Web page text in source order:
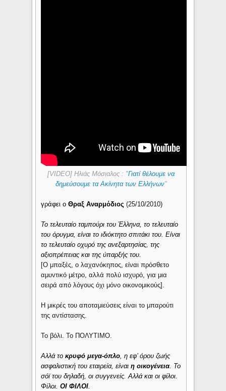
[VIDEO] Ηλιάς Μόσιαλος : "Γιατί θέλουμε να
δημεύσουμε τα Ακίνητα των Ελλήνων"
γράφει οΘραξ Αναρμόδιος (25/10/2010)
Το τελευταίο ταμπούρι του Έλληνα, το τελευταίο
του όρυγμα, είναι το ιδιόκτητο σπιτάκι του. Είναι
το τελευταίο οχυρό της ανεξαρτησίας, της
αξιοπρέπειας και της ύπαρξής του.
[Ο μπαξές, ο λαχανόκηπος, είναι πρόσθετο
αμυντικό μέτρο, αλλά πολύ ισχυρό, για μια
σειρά από λόγους όχι μόνοοικονομικούς].
Η μικρές του αποταμιεύσεις είναι το μπαρούτι
της αντίστασης.
Το βόλι. Το ΠΟΛΥΤΙΜΟ.
Αλλά τοκρυφό μεγα-όπλο, η εφ’ όρου ζωής
ασφαλιστική του εταιρεία, είναιη οικογένεια. Το
σόϊ του δηλαδή, οι συγγενείς. Αλλά και οι φίλοι.
Φίλοι.OI ΦΙΛΟΙ.